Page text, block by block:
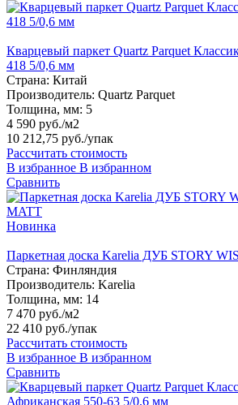
Кварцевый паркет Quartz Parquet
418 5/0,6 мм
Страна: Китай
Производитель: Quartz Parquet
Толщина, мм: 5
4 590 руб./м2
10 212,75 руб./упак
Рассчитать стоимость
В избранное В избранном
Сравнить
Новинка
Паркетная доска Karelia ДУБ STORY
Страна: Финляндия
Производитель: Karelia
Толщина, мм: 14
7 470 руб./м2
22 410 руб./упак
Рассчитать стоимость
В избранное В избранном
Сравнить